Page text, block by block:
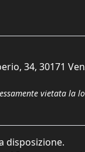
34, 30171
vietata la
disposizione.